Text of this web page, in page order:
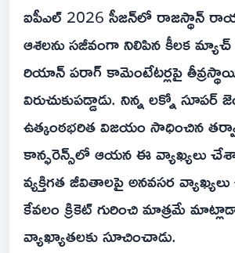
ఐపీఎల్ 2026 సీజన్‌లో రాజస్థాన్
ఆశలను సజీవంగా నిలిపిన కీలక మ్యాచ్
రియాన్ పరాగ్ కామెంటేటర్లపై
విరుచుకుపడ్డాడు. నిన్న‌ లక్నో
ఉత్కంఠభరిత విజయం సాధించిన
కాన్ఫరెన్స్‌లో ఆయన ఈ వ్యాఖ్యలు
వ్యక్తిగత జీవితాలపై అనవసర
కేవలం క్రికెట్ గురించి మాత్రమే
వ్యాఖ్యాతలకు సూచించాడు.